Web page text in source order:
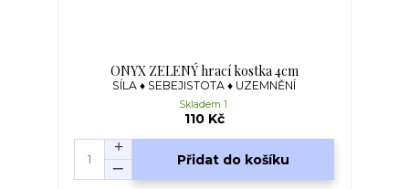
ONYX ZELENÝ hrací kostka 4cm
SÍLA ♦ SEBEJISTOTA ♦ UZEMNĚNÍ
110 Kč
Skladem 1
Přidat do košíku